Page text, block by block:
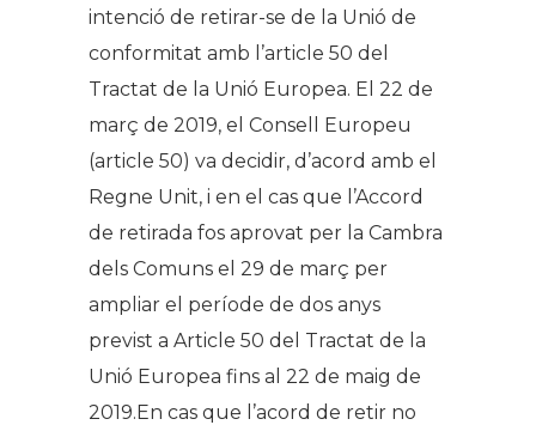
intenció de retirar-se de la Unió de
conformitat amb l’article 50 del
Tractat de la Unió Europea. El 22 de
març de 2019, el Consell Europeu
(article 50) va decidir, d’acord amb el
Regne Unit, i en el cas que l’Accord
de retirada fos aprovat per la Cambra
dels Comuns el 29 de març per
ampliar el període de dos anys
previst a Article 50 del Tractat de la
Unió Europea fins al 22 de maig de
2019.En cas que l’acord de retir no